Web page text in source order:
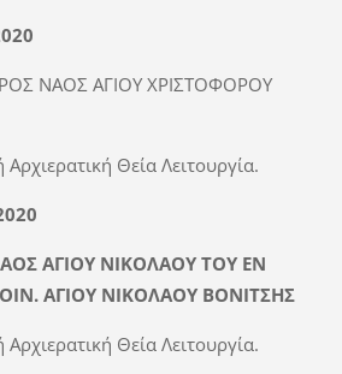
ΝΑΟΣ ΑΓΙΟΥ ΧΡΙΣΤΟΦΟΡΟΥ
Θεία Λειτουργία.
ΑΓΙΟΥ ΝΙΚΟΛΑΟΥ ΤΟΥ ΕΝ
ΑΓΙΟΥ ΝΙΚΟΛΑΟΥ ΒΟΝΙΤΣΗΣ
Θεία Λειτουργία.